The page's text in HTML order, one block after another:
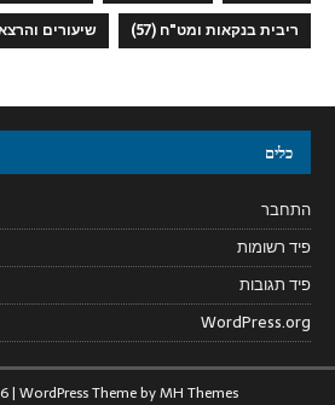
ריבית בנקאות ומט"ח (57) שיעורים
כלים
התחבר
פיד רשומות
פיד תגובות
WordPress.org
| WordPress Theme byMH Themes